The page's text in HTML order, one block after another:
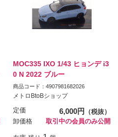
MOC335 IXO 1/43 ヒョンデ i3
0 N 2022 ブルー
商品コード：4907981682026
メトロBtoBショップ
定価 6,000円
（税抜）
卸価格
取引中の会員のみ公開